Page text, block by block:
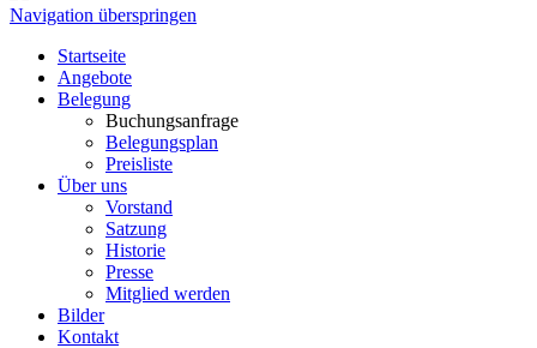
Navigation überspringen
Startseite
Angebote
Belegung
Buchungsanfrage
Belegungsplan
Preisliste
Über uns
Vorstand
Satzung
Historie
Presse
Mitglied werden
Bilder
Kontakt